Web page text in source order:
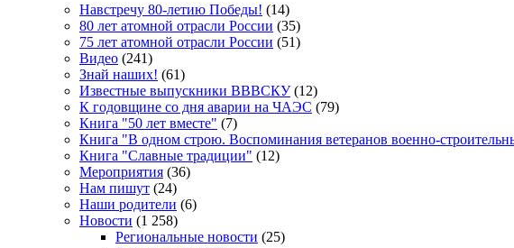
Навстречу 80-летию Победы! (14)
80 лет атомной отрасли России (35)
75 лет атомной отрасли России (51)
Видео (241)
Знай наших! (61)
Известные выпускники ВВВСКУ(12)
К годовщине со дня аварии на ЧАЭС (79)
Книга "50 лет вместе" (7)
Книга "В одном строю. Воспоминания ветеранов военно-
Книга "Славные традиции" (12)
Мероприятия (36)
Нам пишут (24)
Наши родители (6)
Новости (1 258)
Региональные новости (25)